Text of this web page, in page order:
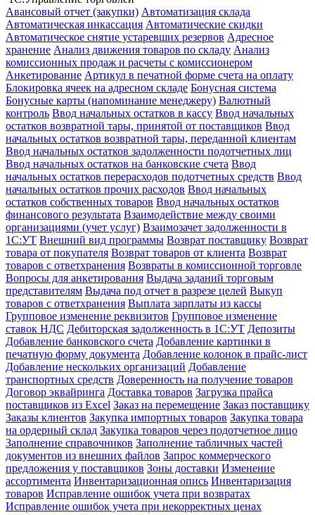
Авансовый отчет (закупки) Автоматизация склада
Автоматическая инкассация Автоматические скидки
Автоматическое снятие устаревших резервов Адресное
хранение Анализ движения товаров по складу Анализ
комиссионных продаж и расчеты с комиссионером
Анкетирование Артикул в печатной форме счета на оплату
Блокировка ячеек на адресном складе Бонусная система
Бонусные карты (напоминание менеджеру) Валютный
контроль Ввод начальных остатков в кассу Ввод начальных
остатков возвратной тары, принятой от поставщиков Ввод
начальных остатков возвратной тары, переданной клиентам
Ввод начальных остатков задолженности подотчетных лиц
Ввод начальных остатков на банковские счета Ввод
начальных остатков перерасходов подотчетных средств Ввод
начальных остатков прочих расходов Ввод начальных
остатков собственных товаров Ввод начальных остатков
финансового результата Взаимодействие между своими
организациями (учет услуг) Взаимозачет задолженности в
1С:УТ Внешний вид программы Возврат поставщику Возврат
товара от покупателя Возврат товаров от клиента Возврат
товаров с ответхранения Возвраты в комиссионной торговле
Вопросы для анкетирования Выдача заданий торговым
представителям Выдача под отчет в разрезе целей Выкуп
товаров с ответхранения Выплата зарплаты из кассы
Групповое изменение реквизитов Групповое изменение
ставок НДС Дебиторская задолженность в 1С:УТ Депозиты
Добавление банковского счета Добавление картинки в
печатную форму документа Добавление колонок в прайс-лист
Добавление нескольких организаций Добавление
транспортных средств Доверенность на получение товаров
Договор эквайринга Доставка товаров Загрузка прайса
поставщиков из Excel Заказ на перемещение Заказ поставщику
Заказы клиентов Закупка импортных товаров Закупка товара
на ордерный склад Закупка товаров через подотчетное лицо
Заполнение справочников Заполнение табличных частей
документов из внешних файлов Запрос коммерческого
предложения у поставщиков Зоны доставки Изменение
ассортимента Инвентаризационная опись Инвентаризация
товаров Исправление ошибок учета при возвратах
Исправление ошибок учета при некорректных ценах